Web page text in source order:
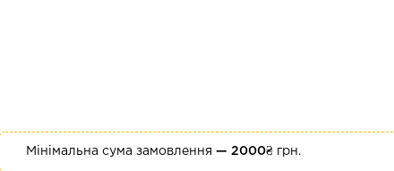
Мінімальна сума замовлення— 2000₴ грн.